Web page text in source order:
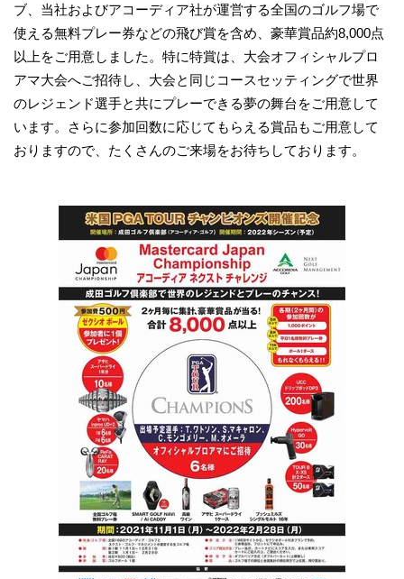
ブ、当社およびアコーディア社が運営する全国のゴルフ場で
使える無料プレー券などの飛び賞を含め、豪華賞品約8,000点
以上をご用意しました。特に特賞は、大会オフィシャルプロ
アマ大会へご招待し、大会と同じコースセッティングで世界
のレジェンド選手と共にプレーできる夢の舞台をご用意して
います。さらに参加回数に応じてもらえる賞品もご用意して
おりますので、たくさんのご来場をお待ちしております。